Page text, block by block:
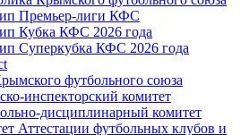
Премьер-лиги КФС
Кубка КФС 2026 года
Суперкубка КФС 2026 года
футбольного союза
инспекторский комитет
дисциплинарный комитет
Аттестации футбольных клубов и